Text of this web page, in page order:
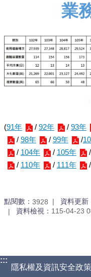
業
(91年 / 92年 / 93年
/ 98年 / 99年 /
/ 104年 / 105年 /
/ 110年 / 111年 /
點閱數： 3928 資料更新
資料檢視： 115-04-23
:::
隱私權及資訊安全政策